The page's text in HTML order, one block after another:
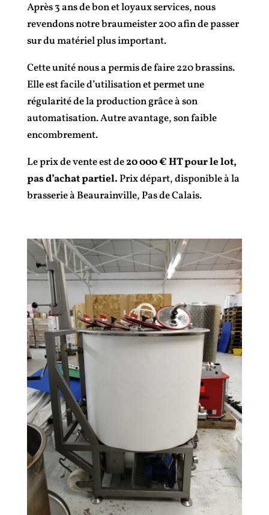
Après 3 ans de bon et loyaux services, nous
revendons notre braumeister 200 afin de passer
sur du matériel plus important.
Cette unité nous a permis de faire 220 brassins.
Elle est facile d’utilisation et permet une
régularité de la production grâce à son
automatisation. Autre avantage, son faible
encombrement.
Le prix de vente est de20 000 € HT pour le lot,
pas d’achat partiel. Prix départ, disponible à la
brasserie à Beaurainville, Pas de Calais.